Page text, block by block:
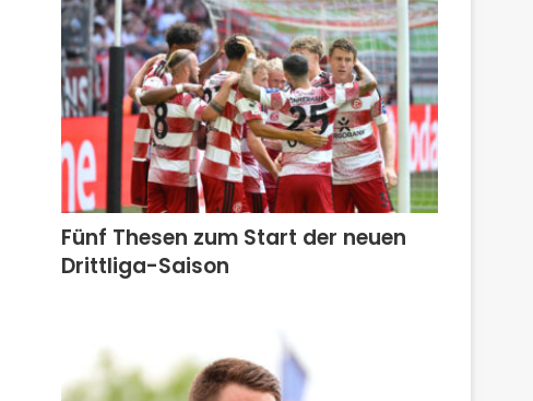
Fünf Thesen zum Start der neuen
Drittliga-Saison